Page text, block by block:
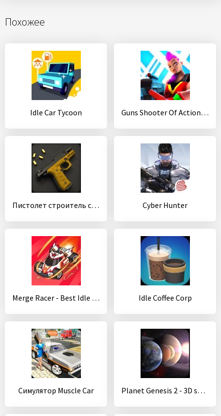
Похожее
Idle Car Tycoon Guns Shooter Of Action: Offline PvP New Games 2020
Пистолет строитель симулятор Cyber Hunter
Merge Racer - Best Idle Game Idle Coffee Corp
Симулятор Muscle Car Planet Genesis 2 - 3D solar system sandbox